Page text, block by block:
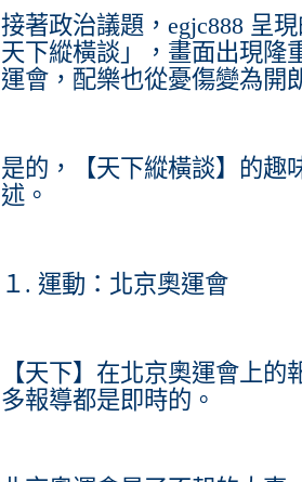
接著政治議題，egjc888 呈
天下縱橫談」，畫面出現隆
運會，配樂也從憂傷變為開
是的，【天下縱橫談】的趣
述。
１. 運動：北京奧運會
【天下】在北京奧運會上
多報導都是即時的。